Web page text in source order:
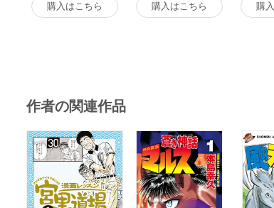
購入はこちら 購入はこちら 購
作者の関連作品